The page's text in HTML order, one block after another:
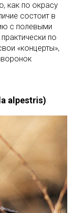
как по окрасу
состоит в
с полевыми
по
«концерты»,
alpestris)